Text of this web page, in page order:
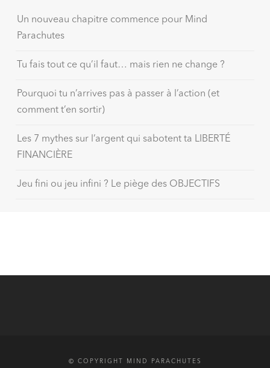
Un nouveau chapitre commence pour Mind
Parachutes
Tu fais tout ce qu’il faut… mais rien ne change ?
Pourquoi tu n’arrives pas à passer à l’action (et
comment t’en sortir)
Les 7 mythes sur l’argent qui sabotent ta LIBERTÉ
FINANCIÈRE
Jeu fini ou jeu infini ? Le piège des OBJECTIFS
© COPYRIGHT MIND PARACHUTES